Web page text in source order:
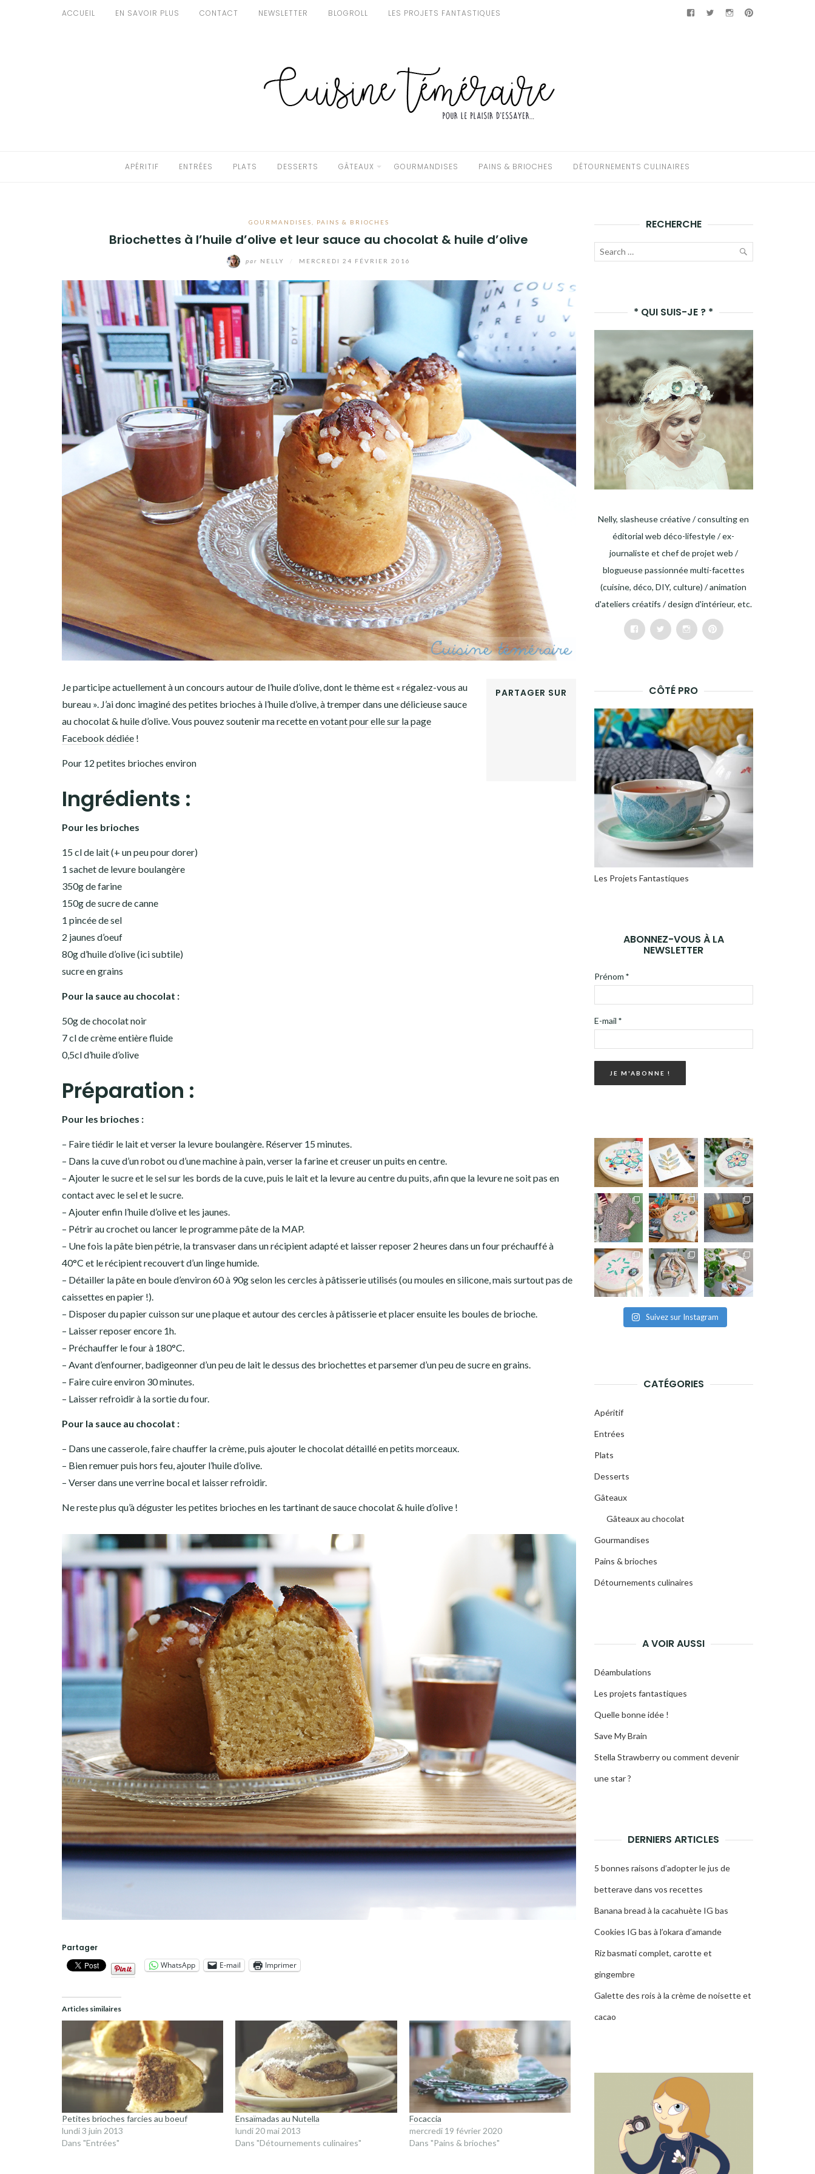
ACCUEIL EN SAVOIR PLUS CONTACT NEWSLETTER BLOGROLL LES PROJETS FANTASTIQUES Facebook
TwitterInstagramPinterest
APÉRITIF ENTRÉES PLATS DESSERTS GÂTEAUX GOURMANDISES PAINS & BRIOCHES DÉTOURNEMENTS CULINAIRES
GOURMANDISES PAINS & BRIOCHES
Briochettes à l’huile d’olive et leur sauce au chocolat & huile d’olive
par NELLY MERCREDI 24 FÉVRIER 2016
PARTAGER SUR
Je participe actuellement à un concours autour de l’huile d’olive, dont le thème est « régalez-vous au
bureau ». J’ai donc imaginé des petites brioches à l’huile d’olive, à tremper dans une délicieuse sauce
au chocolat & huile d’olive. Vous pouvez soutenir ma recetteen votant pour elle sur la page
Facebook dédiée !
Pour 12 petites brioches environ
Ingrédients :
Pour les brioches
15 cl de lait (+ un peu pour dorer)
1 sachet de levure boulangère
350g de farine
150g de sucre de canne
1 pincée de sel
2 jaunes d’oeuf
80g d’huile d’olive (ici subtile)
sucre en grains
Pour la sauce au chocolat :
50g de chocolat noir
7 cl de crème entière fluide
0,5cl d’huile d’olive
Préparation :
Pour les brioches :
– Faire tiédir le lait et verser la levure boulangère. Réserver 15 minutes.
– Dans la cuve d’un robot ou d’une machine à pain, verser la farine et creuser un puits en centre.
– Ajouter le sucre et le sel sur les bords de la cuve, puis le lait et la levure au centre du puits, afin que la levure ne soit pas en
contact avec le sel et le sucre.
– Ajouter enfin l’huile d’olive et les jaunes.
– Pétrir au crochet ou lancer le programme pâte de la MAP.
– Une fois la pâte bien pétrie, la transvaser dans un récipient adapté et laisser reposer 2 heures dans un four préchauffé à
40°C et le récipient recouvert d’un linge humide.
– Détailler la pâte en boule d’environ 60 à 90g selon les cercles à pâtisserie utilisés (ou moules en silicone, mais surtout pas de
caissettes en papier !).
– Disposer du papier cuisson sur une plaque et autour des cercles à pâtisserie et placer ensuite les boules de brioche.
– Laisser reposer encore 1h.
– Préchauffer le four à 180°C.
– Avant d’enfourner, badigeonner d’un peu de lait le dessus des briochettes et parsemer d’un peu de sucre en grains.
– Faire cuire environ 30 minutes.
– Laisser refroidir à la sortie du four.
Pour la sauce au chocolat :
– Dans une casserole, faire chauffer la crème, puis ajouter le chocolat détaillé en petits morceaux.
– Bien remuer puis hors feu, ajouter l’huile d’olive.
– Verser dans une verrine bocal et laisser refroidir.
Ne reste plus qu’à déguster les petites brioches en les tartinant de sauce chocolat & huile d’olive !
Partager
WhatsApp
E-mail Imprimer
Articles similaires
Petites brioches farcies au boeuf
lundi 3 juin 2013
Dans "Entrées"
Ensaïmadas au Nutella
lundi 20 mai 2013
Dans "Détournements culinaires"
Focaccia
mercredi 19 février 2020
Dans "Pains & brioches"
RECHERCHE
Recherche
* QUI SUIS-JE ? *
Nelly, slasheuse créative / consulting en
éditorial web déco-lifestyle / ex-
journaliste et chef de projet web /
blogueuse passionnée multi-facettes
(cuisine, déco, DIY, culture) / animation
d'ateliers créatifs / design d'intérieur, etc.
FacebookTwitter InstagramPinterest
CÔTÉ PRO
Les Projets Fantastiques
ABONNEZ-VOUS À LA
NEWSLETTER
Prénom *
E-mail *
Suivez sur Instagram
CATÉGORIES
Apéritif
Entrées
Plats
Desserts
Gâteaux
Gâteaux au chocolat
Gourmandises
Pains & brioches
Détournements culinaires
A VOIR AUSSI
Déambulations
Les projets fantastiques
Quelle bonne idée !
Save My Brain
Stella Strawberry ou comment devenir
une star ?
DERNIERS ARTICLES
5 bonnes raisons d’adopter le jus de
betterave dans vos recettes
Banana bread à la cacahuète IG bas
Cookies IG bas à l’okara d’amande
Riz basmati complet, carotte et
gingembre
Galette des rois à la crème de noisette et
cacao
DÉTOURNEMENTS CULINAIRES
Facebook
TwitterInstagram
Pinterest